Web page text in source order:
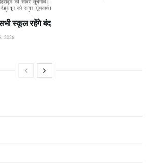
स्कूल रहेंगे बंद
2026